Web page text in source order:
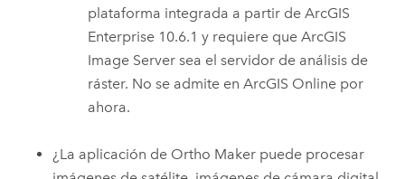
plataforma integrada a partir deArcGIS
Enterprise 10.6.1 y requiere queArcGIS
Image Server sea el servidor de análisis de
ráster. No se admite enArcGIS Online por
ahora.
¿La aplicación de Ortho Maker puede procesar